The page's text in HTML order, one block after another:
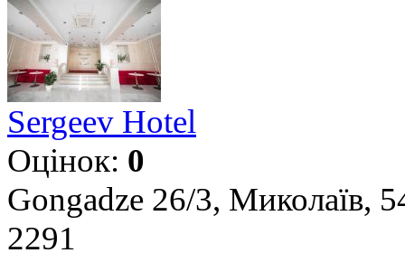
Sergeev Hotel
Оцінок: 0
Gongadze 26/3, Миколаїв,
2291